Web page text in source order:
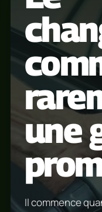
une
Il commence